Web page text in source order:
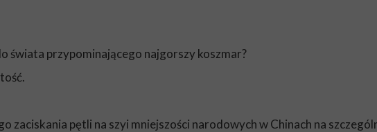
świata przypominającego najgorszy koszmar?
zaciskania pętli na szyi mniejszości narodowych w Chinach na